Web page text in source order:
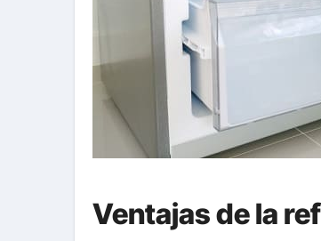
Ventajas de la